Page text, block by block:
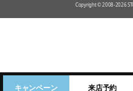
キャンペーン 来店予約
Copyright © 2008-2026